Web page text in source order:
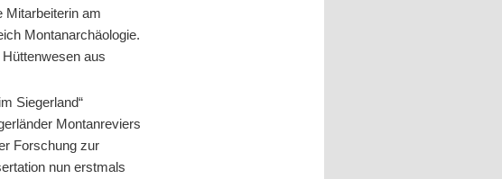
Mitarbeiterin am
Montanarchäologie.
aus
Siegerland“
Montanreviers
Forschung zur
nun erstmals